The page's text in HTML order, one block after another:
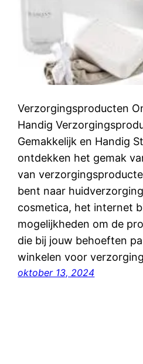
Verzorgingsproducten
Handig
Gemakkelijk en Handig
ontdekken het gemak
van
bent naar
cosmetica, het internet
mogelijkheden om de
die bij jouw behoeften
winkelen voor
oktober 13, 2024